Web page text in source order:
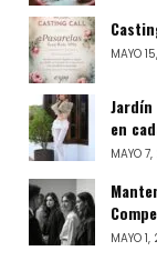
MAYO
Jardín
en
MAYO
MAYO